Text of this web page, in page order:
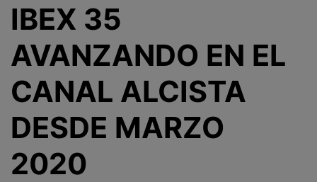
IBEX 35
AVANZANDO EN EL
CANAL ALCISTA
DESDE MARZO
2020